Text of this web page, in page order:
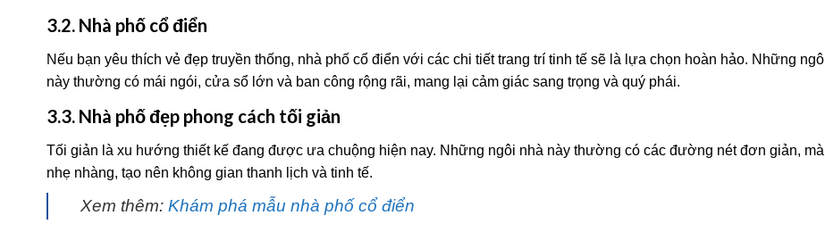
3.2. Nhà phố cổ điển
Nếu bạn yêu thích vẻ đẹp truyền thống, nhà phố cổ điển với các chi tiết trang trí tinh tế sẽ là lựa chọn hoàn hảo. Những
này thường có mái ngói, cửa sổ lớn và ban công rộng rãi, mang lại cảm giác sang trọng và quý phái.
3.3. Nhà phố đẹp phong cách tối giản
Tối giản là xu hướng thiết kế đang được ưa chuộng hiện nay. Những ngôi nhà này thường có các đường nét đơn giản,
nhẹ nhàng, tạo nên không gian thanh lịch và tinh tế.
Xem thêm: Khám phá mẫu nhà phố cổ điển